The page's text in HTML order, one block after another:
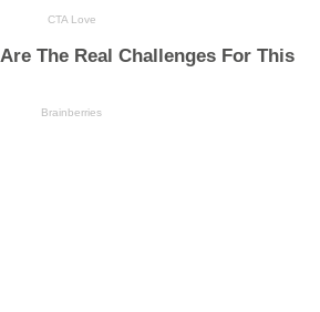
CTA Love
The Real Challenges For This
Brainberries